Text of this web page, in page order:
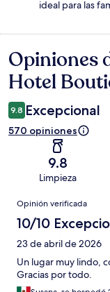
ideal para las
Opiniones
Opiniones
Hotel
9.8 Excepcional
570 opiniones
9.8
Limpieza
Opiniones
Opinión verificada
10/10
23 de abril de 2026
Un lugar muy lindo,
Gracias por todo.